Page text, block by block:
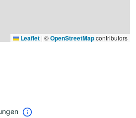
Leaflet | ©OpenStreetMapcontributors